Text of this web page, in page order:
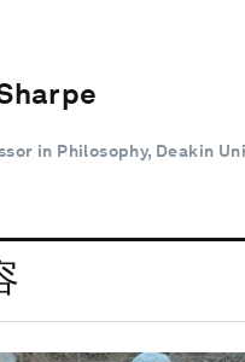
in Philosophy, Deakin